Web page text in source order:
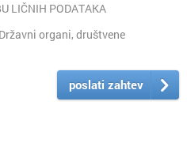
LIČNIH PODATAKA
organi, društvene
poslati zahtev